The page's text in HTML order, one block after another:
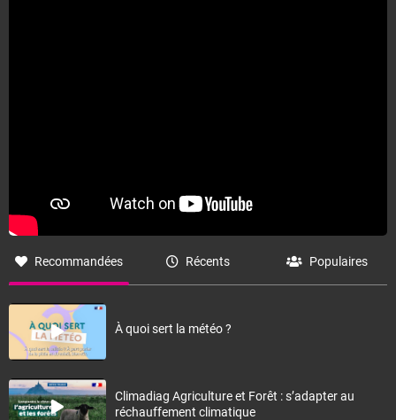
Recommandées Récents Populaires
À quoi sert la météo ?
Climadiag Agriculture et Forêt : s’adapter au
réchauffement climatique